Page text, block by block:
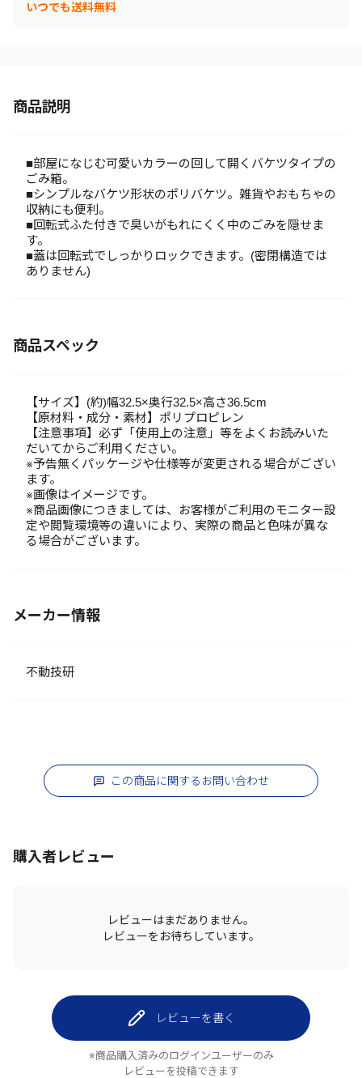
いつでも送料無料
商品説明
■部屋になじむ可愛いカラーの回して開くバケツタイプの
ごみ箱。
■シンプルなバケツ形状のポリバケツ。雑貨やおもちゃの
収納にも便利。
■回転式ふた付きで臭いがもれにくく中のごみを隠せま
す。
■蓋は回転式でしっかりロックできます。(密閉構造では
ありません)
商品スペック
【サイズ】(約)幅32.5×奥行32.5×高さ36.5cm
【原材料・成分・素材】ポリプロピレン
【注意事項】必ず「使用上の注意」等をよくお読みいた
だいてからご利用ください。
※予告無くパッケージや仕様等が変更される場合がござい
ます。
※画像はイメージです。
※商品画像につきましては、お客様がご利用のモニター設
定や閲覧環境等の違いにより、実際の商品と色味が異な
る場合がございます。
メーカー情報
不動技研
この商品に関するお問い合わせ
購入者レビュー
レビューはまだありません。
レビューをお待ちしています。
レビューを書く
※商品購入済みのログインユーザーのみ
レビューを投稿できます